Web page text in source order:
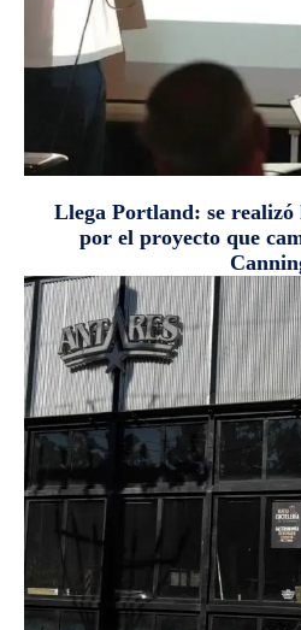
Llega Portland: se
por el proyecto que